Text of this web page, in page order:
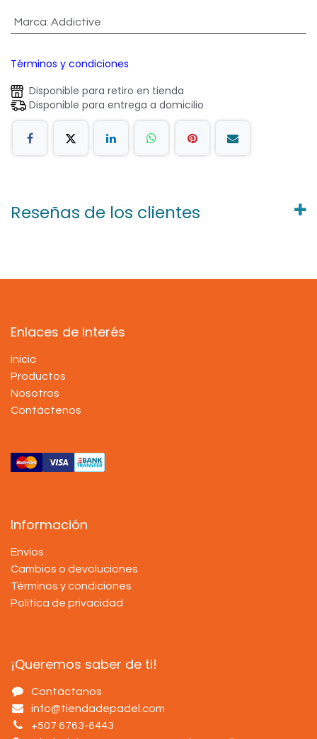
Marca: Addictive
Términos y condiciones
Disponible para retiro en tienda
Disponible para entrega a domicilio
Reseñas de los clientes
Enlaces de Interés
Inicio
Productos
Nosotros
Contáctenos
Información
Envíos
Cambios o devoluciones
Términos y condiciones
Política de privacidad
¡Queremos saber de ti!
Contáctanos
info@tiendadepadel.com
+507 6763-6443